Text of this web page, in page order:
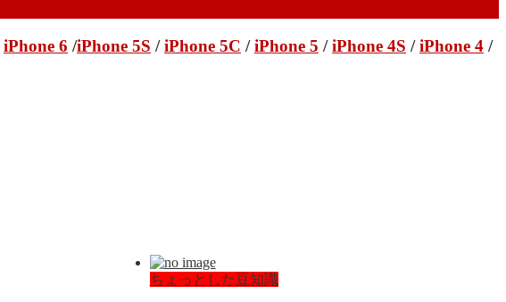
iPhone 6 /iPhone 5S /iPhone 5C /iPhone 5 /iPhone 4S /iPhone 4 /
ちょっとした豆知識